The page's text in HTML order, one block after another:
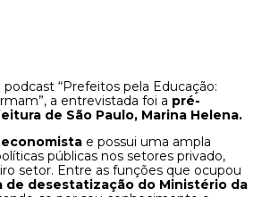
“Prefeitos pela Educação:
a entrevistada foi a pré-
de São Paulo, Marina Helena.
economista e possui uma ampla
públicas nos setores privado,
setor. Entre as funções que ocupou
de desestatização do Ministério da